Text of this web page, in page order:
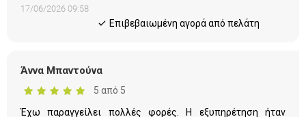
17/06/2026 09:58
Eπιβεβαιωμένη αγορά από πελάτη
Άννα Μπαντούνα
5 από 5
Έχω παραγγείλει πολλές φορές. Η εξυπηρέτηση ήταν